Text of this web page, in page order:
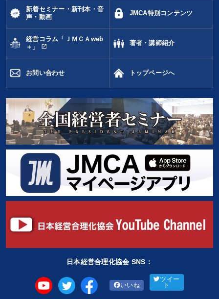
新着セミナー・新刊本・音
声・動画
JMCA特別コンテンツ
経営コラム「ＪＭＣＡweb
＋」
open_in_new
著者・講師紹介
お問い合わせ トップページへ
日本経営合理化協会 SNS：
いいね
ツイー
ト